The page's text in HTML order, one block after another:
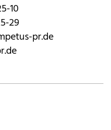
10
29
pr.de